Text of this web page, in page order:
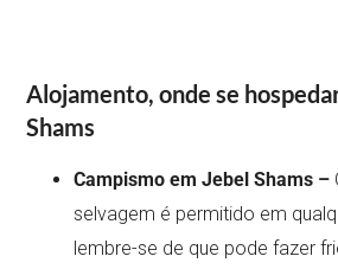
Alojamento, onde se
Shams
Campismo em Jebel Shams –
selvagem é permitido em
lembre-se de que pode fazer